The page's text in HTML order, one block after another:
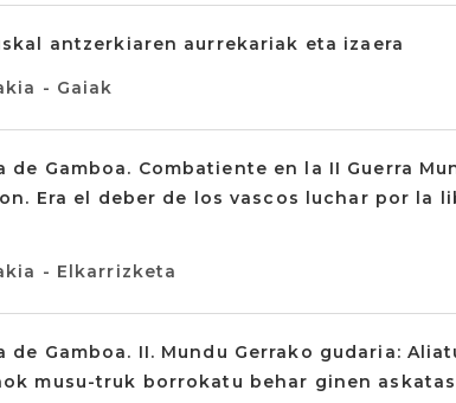
antzerkiaren aurrekariak eta izaera
- Gaiak
de Gamboa. Combatiente en la II Guerra
Era el deber de los vascos luchar por la
- Elkarrizketa
de Gamboa. II. Mundu Gerrako gudaria:
musu-truk borrokatu behar ginen